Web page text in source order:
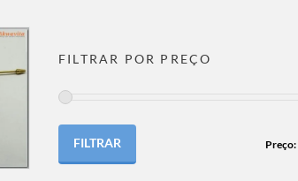
FILTRAR POR PREÇO
FILTRAR Preço: